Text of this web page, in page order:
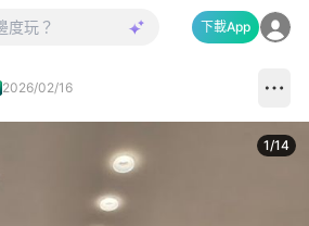
下載App
2026/02/16
1/14